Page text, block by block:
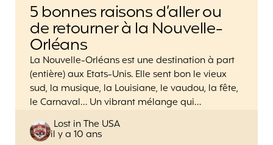
5 bonnes raisons d’aller ou
de retourner à la Nouvelle-
Orléans
La Nouvelle-Orléans est une destination à part
(entière) aux Etats-Unis. Elle sent bon le vieux
sud, la musique, la Louisiane, le vaudou, la fête,
le Carnaval… Un vibrant mélange qui…
Posted
by
Lost in The USA
il y a 10 ans